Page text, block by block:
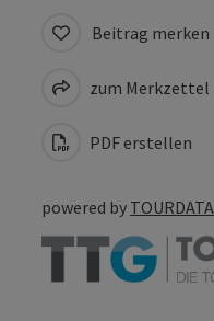
Beitrag merken
zum Merkzettel
PDF erstellen
powered by TOURDATA